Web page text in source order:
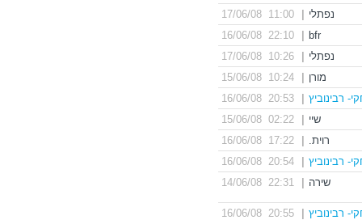
נפתלי
11:00 17/06/08
bfr
22:10 16/06/08
נפתלי
10:26 17/06/08
מורן
10:24 15/06/08
רבינוביץ
20:53 16/06/08
שיי
02:22 15/06/08
רוית.
17:22 16/06/08
רבינוביץ
20:54 16/06/08
שירה
22:31 14/06/08
רבינוביץ 20:55 16/06/08